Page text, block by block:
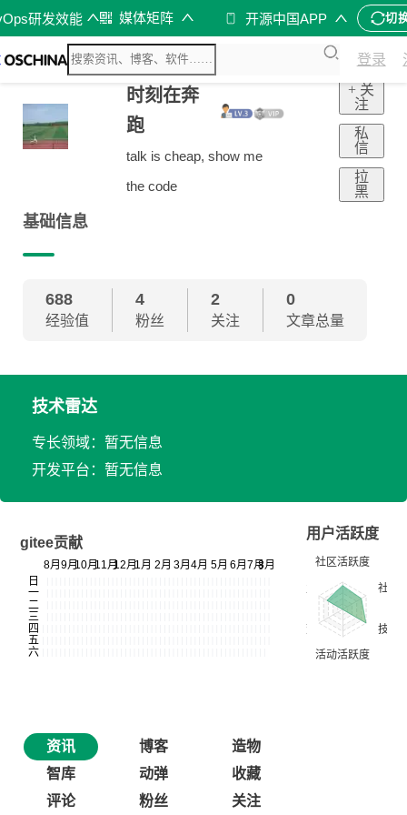
研发效能 媒体矩阵 开源中国APP 切
登录
时刻在奔
跑
talk is cheap, show me
the code
+ 关
注
私
信
拉
黑
基础信息
688
经验值
4
粉丝
2
关注
0
文章总量
技术雷达
专长领域：暂无信息
开发平台：暂无信息
gitee贡献
用户活跃度
资讯 博客
造物
智库
动弹
收藏
评论
粉丝 关注